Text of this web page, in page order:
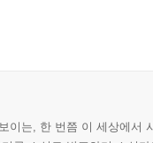
이는, 한 번쯤 이 세상에